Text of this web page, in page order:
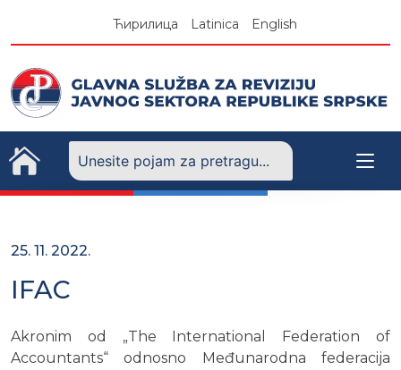
Ћирилица Latinica English
25. 11. 2022.
IFAC
Akronim od „The International Federation of
Accountants“ odnosno Međunarodna federacija